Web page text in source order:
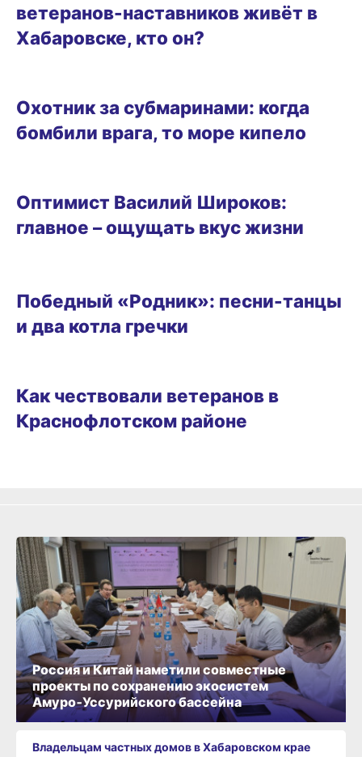
ветеранов-наставников живёт в
Хабаровске, кто он?
Охотник за субмаринами: когда
бомбили врага, то море кипело
Оптимист Василий Широков:
главное – ощущать вкус жизни
Победный «Родник»: песни-танцы
и два котла гречки
Как чествовали ветеранов в
Краснофлотском районе
Россия и Китай наметили совместные
проекты по сохранению экосистем
Амуро‑Уссурийского бассейна
Владельцам частных домов в Хабаровском крае